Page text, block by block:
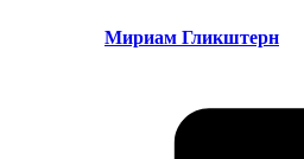
Мириам Гликштерн